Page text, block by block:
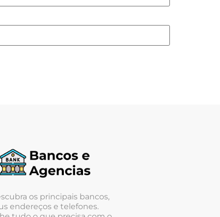
os principais bancos,
endereços e telefones.